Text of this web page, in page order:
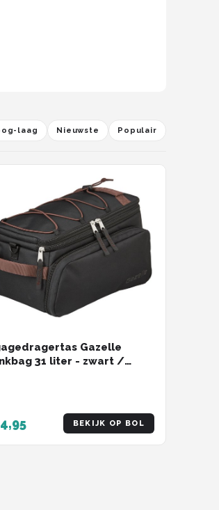
laag Nieuwste Populair
Gazelle
31 liter - zwart /
BEKIJK OP BOL